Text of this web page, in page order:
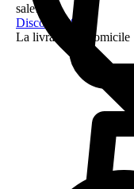
sale!
Discount 28%
La livraison a domicile